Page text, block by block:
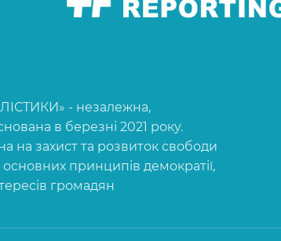
- незалежна,
в березні 2021 року.
на захист та розвиток свободи
принципів демократії,
громадян